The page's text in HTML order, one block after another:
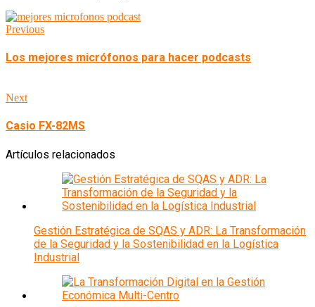
Previous
Los mejores micrófonos para hacer podcasts
Next
Casio FX-82MS
Artículos relacionados
Gestión Estratégica de SQAS y ADR: La Transformación
de la Seguridad y la Sostenibilidad en la Logística
Industrial